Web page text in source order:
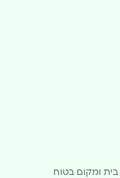
ומקום בטוח